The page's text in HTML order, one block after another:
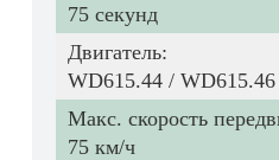
75 секунд
Двигатель:
WD615.44 /
Макс. скорость
75 км/ч